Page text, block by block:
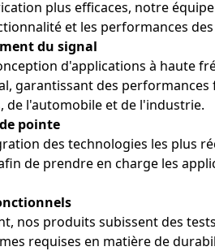
plus efficaces, notre
et les performances
du signal
d'applications à haute
garantissant des
de l'automobile et de l'industrie.
pointe
des technologies les plus
de prendre en charge les
nos produits subissent des
requises en matière de